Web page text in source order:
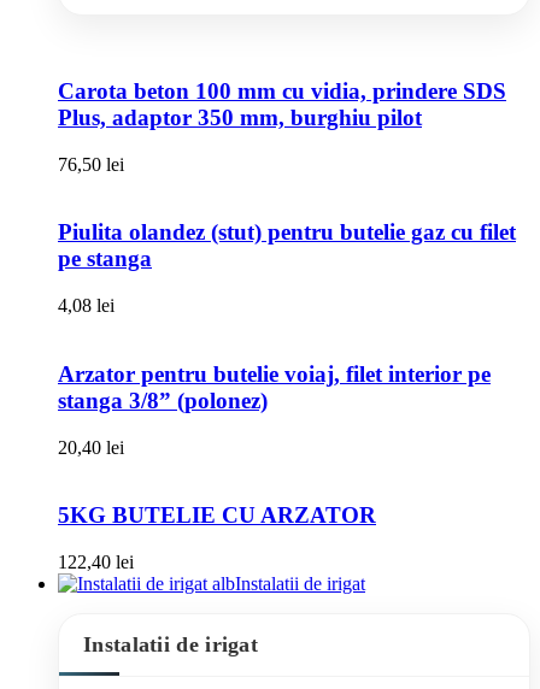
Carota beton 100 mm cu vidia, prindere SDS
Plus, adaptor 350 mm, burghiu pilot
76,50 lei
Piulita olandez (stut) pentru butelie gaz cu filet
pe stanga
4,08 lei
Arzator pentru butelie voiaj, filet interior pe
stanga 3/8” (polonez)
20,40 lei
5KG BUTELIE CU ARZATOR
122,40 lei
Instalatii de irigat
Instalatii de irigat